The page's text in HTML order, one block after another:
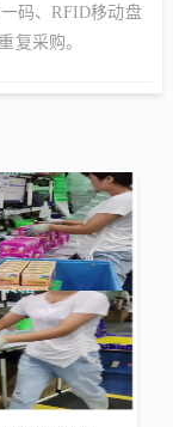
码、RFID移动盘
复采购。